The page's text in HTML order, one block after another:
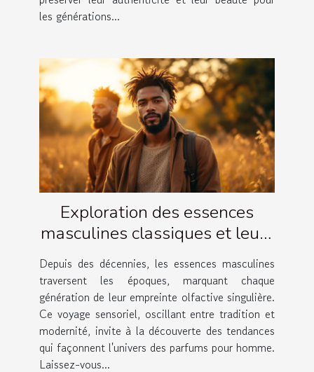
les générations...
Exploration des essences
masculines classiques et leurs
évolutions
Depuis des décennies, les essences masculines
traversent les époques, marquant chaque
génération de leur empreinte olfactive singulière.
Ce voyage sensoriel, oscillant entre tradition et
modernité, invite à la découverte des tendances
qui façonnent l'univers des parfums pour homme.
Laissez-vous...